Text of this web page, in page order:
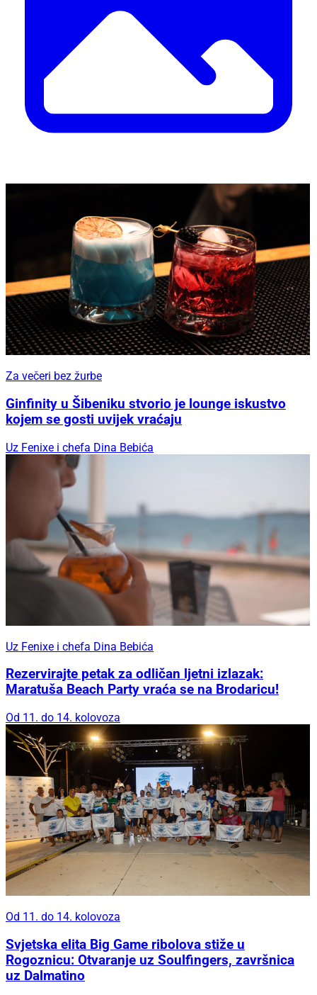
Za večeri bez žurbe
Ginfinity u Šibeniku stvorio je lounge iskustvo
kojem se gosti uvijek vraćaju
Uz Fenixe i chefa Dina Bebića
Uz Fenixe i chefa Dina Bebića
Rezervirajte petak za odličan ljetni izlazak:
Maratuša Beach Party vraća se na Brodaricu!
Od 11. do 14. kolovoza
Od 11. do 14. kolovoza
Svjetska elita Big Game ribolova stiže u
Rogoznicu: Otvaranje uz Soulfingers, završnica
uz Dalmatino